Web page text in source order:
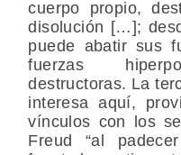
cuerpo propio,
disolución […];
puede abatir sus
fuerzas
destructoras. La
interesa aquí,
vínculos con los
Freud “al